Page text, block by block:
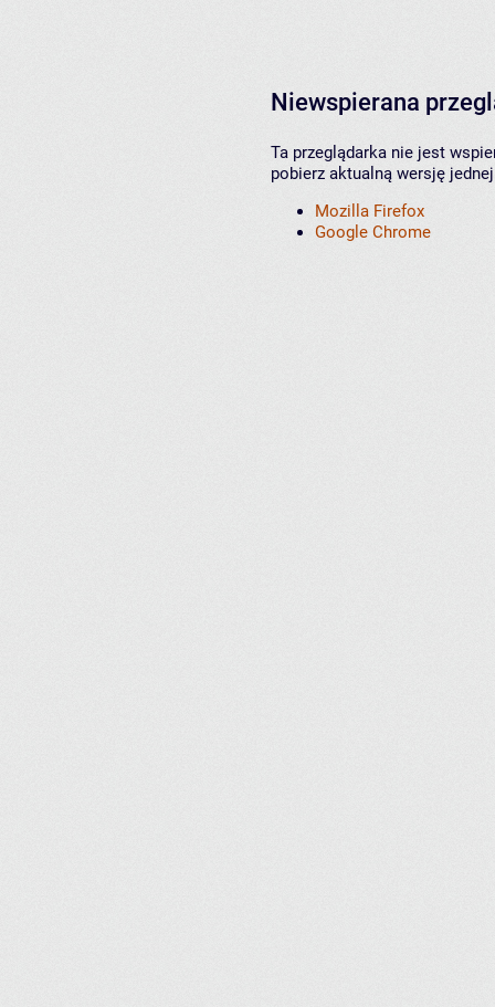
Niewspierana
Ta przeglądarka nie jest
pobierz aktualną wersję
Mozilla Firefox
Google Chrome